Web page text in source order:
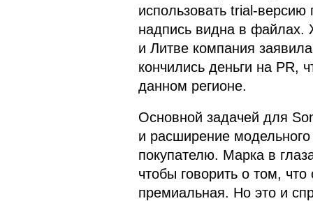
использовать trial-
надпись видна в файлах.
и Литве компания
кончились деньги на PR,
данном регионе.
Основной задачей для
и расширение
покупателю. Марка в
чтобы говорить о том,
премиальная. Но это и